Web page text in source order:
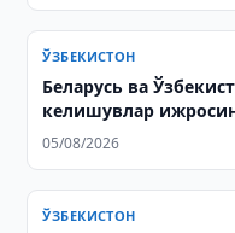
ЎЗБЕКИСТОН
Беларусь ва
келишувлар
05/08/2026
ЎЗБЕКИСТОН